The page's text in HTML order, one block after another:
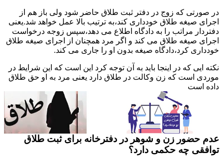
در صورتی که زوج در دفتر ثبت طلاق حاضر شود ولی باز هم از
اجرای صیغه طلاق خودداری کند،به ترتیب بالا عمل خواهد شد.یعنی
دفتردار مراتب را به دادگاه اطلاع می دهد،سپس زوجه درخواست
اجرای صیغه طلاق می کند و اگر مرد همچنان از اجرای صیغه طلاق
خودداری کرد،دادگاه صیغه بدون او را جاری می کند.
نکته ایی که در اینجا باید به آن توجه کرد این است که این شرایط در
موردی است که زن وکالت در طلاق دارد یعنی مرد به او حق طلاق
داده است
عدم حضور زن و شوهر در دفترخانه برای ثبت طلاق
توافقی چه حکمی دارد؟